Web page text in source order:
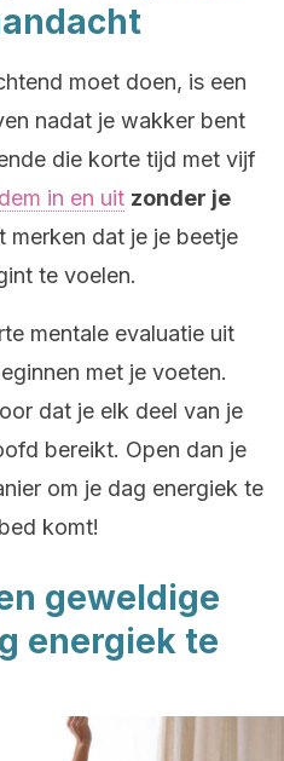
moet doen, is een
nadat je wakker bent
die korte tijd met vijf
in en uit zonder je
merken dat je je beetje
te voelen.
mentale evaluatie uit
met je voeten.
dat je elk deel van je
bereikt. Open dan je
om je dag energiek te
komt!
geweldige
energiek te